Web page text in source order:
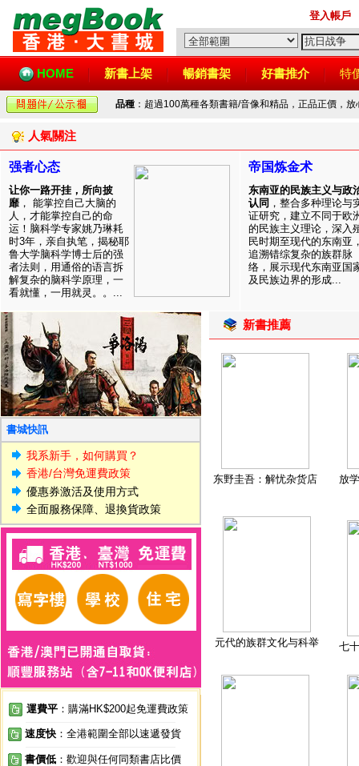
登入帳戶
HOME 新書上架 暢銷書架 好書推介 特
品種 ：超過100萬種各類書籍/音像和精品，正品正價，
人氣關注
强者心态
让你一路开挂，所向披
靡 ， 能掌控自己大脑的
人，才能掌控自己的命
运！脑科学专家姚乃琳耗
时3年，亲自执笔，揭秘耶
鲁大学脑科学博士后的强
者法则，用通俗的语言拆
解复杂的脑科学原理，一
看就懂，一用就灵。。...
帝国炼金术
东南亚的民族主义与政
认同 ，整合多种理论与
证研究，建立不同于欧
的民族主义理论，深入
民时期至现代的东南亚
追溯错综复杂的族群脉
络，展示现代东南亚国
及民族边界的形成...
書城快訊
我系新手，如何購買？
香港/台灣免運費政策
優惠券激活及使用方式
全面服務保障、退換貨政策
運費平 ：購滿HK$200起免運費政策
速度快 ：全港範圍全部以速遞發貨
書價低 ：歡迎與任何同類書店比價
新書推薦
东野圭吾：解忧杂货店 放
元代的族群文化与科举 七